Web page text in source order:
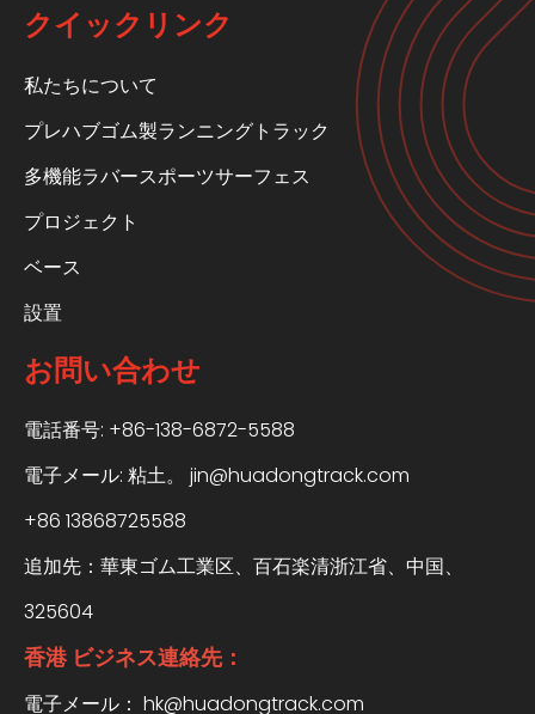
クイックリンク
私たちについて
プレハブゴム製ランニングトラック
多機能ラバースポーツサーフェス
プロジェクト
ベース
設置
お問い合わせ
電話番号: +86-138-6872-5588
電子メール: 粘土。 jin@huadongtrack.com
+86 13868725588
追加先：華東ゴム工業区、百石楽清浙江省、中国、
325604
香港 ビジネス連絡先：
電子メール： hk@huadongtrack.com